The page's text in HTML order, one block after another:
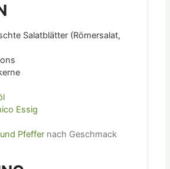
Salatblätter (Römersalat,
Essig
Pfeffer nach Geschmack